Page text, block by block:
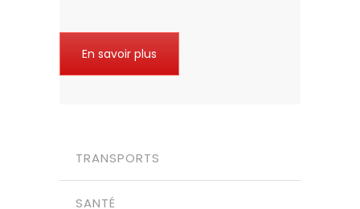
En savoir plus
TRANSPORTS
SANTÉ